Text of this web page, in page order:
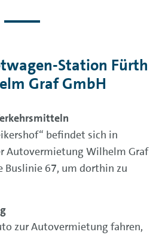
Station Fürth
Graf GmbH
befindet sich in
Autovermietung Wilhelm Graf
Buslinie 67, um dorthin zu
zur Autovermietung fahren,